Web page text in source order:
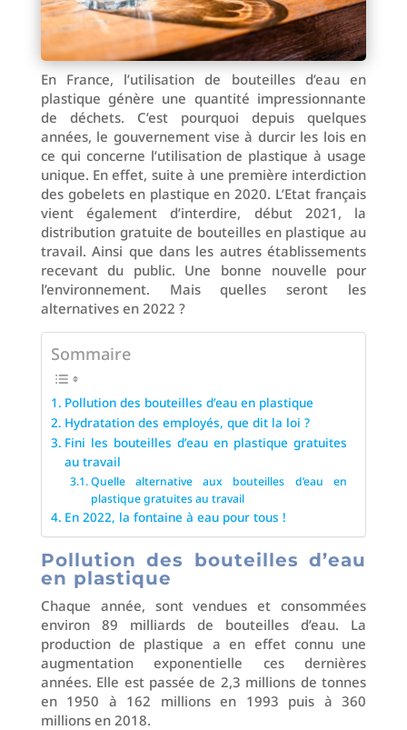
En France, l’utilisation de bouteilles d’eau en
plastique génère une quantité impressionnante
de déchets. C’est pourquoi depuis quelques
années, le gouvernement vise à durcir les lois en
ce qui concerne l’utilisation de plastique à usage
unique. En effet, suite à une première interdiction
des gobelets en plastique en 2020. L’Etat français
vient également d’interdire, début 2021, la
distribution gratuite de bouteilles en plastique au
travail. Ainsi que dans les autres établissements
recevant du public. Une bonne nouvelle pour
l’environnement. Mais quelles seront les
alternatives en 2022 ?
Sommaire
Pollution des bouteilles d’eau en plastique
Hydratation des employés, que dit la loi ?
Fini les bouteilles d’eau en plastique gratuites
au travail
Quelle alternative aux bouteilles d’eau en
plastique gratuites au travail
En 2022, la fontaine à eau pour tous !
Pollution des bouteilles d’eau
en plastique
Chaque année, sont vendues et consommées
environ 89 milliards de bouteilles d’eau. La
production de plastique a en effet connu une
augmentation exponentielle ces dernières
années. Elle est passée de 2,3 millions de tonnes
en 1950 à 162 millions en 1993 puis à 360
millions en 2018.